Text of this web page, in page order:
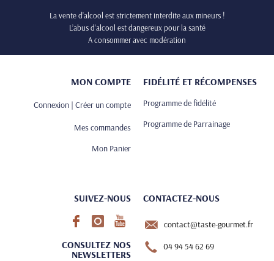
La vente d’alcool est strictement interdite aux mineurs !
L’abus d’alcool est dangereux pour la santé
A consommer avec modération
MON COMPTE
Connexion | Créer un compte
Mes commandes
Mon Panier
FIDÉLITÉ ET RÉCOMPENSES
Programme de fidélité
Programme de Parrainage
SUIVEZ-NOUS
CONSULTEZ NOS
NEWSLETTERS
CONTACTEZ-NOUS
contact@taste-gourmet.fr
04 94 54 62 69